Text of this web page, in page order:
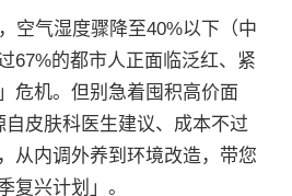
空气湿度骤降至40%以下（中
67%的都市人正面临泛红、紧
危机。但别急着囤积高价面
皮肤科医生建议、成本不过
从内调外养到环境改造，带您
复兴计划」。